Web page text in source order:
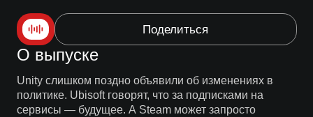
Поделиться
О выпуске
Unity слишком поздно объявили об изменениях в
политике. Ubisoft говорят, что за подписками на
сервисы — будущее. А Steam может запросто